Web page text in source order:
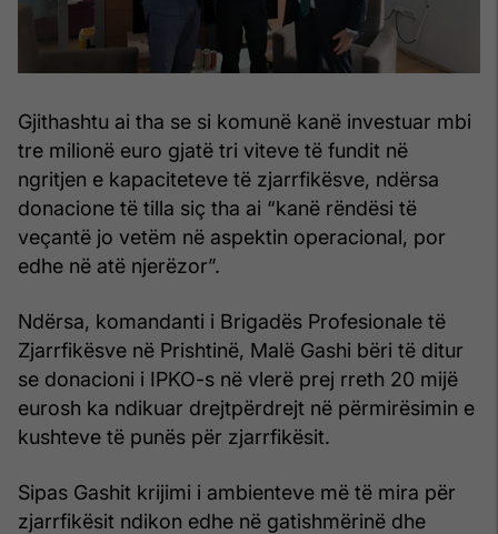
Gjithashtu ai tha se si komunë kanë investuar mbi
tre milionë euro gjatë tri viteve të fundit në
ngritjen e kapaciteteve të zjarrfikësve, ndërsa
donacione të tilla siç tha ai “kanë rëndësi të
veçantë jo vetëm në aspektin operacional, por
edhe në atë njerëzor”.
Ndërsa, komandanti i Brigadës Profesionale të
Zjarrfikësve në Prishtinë, Malë Gashi bëri të ditur
se donacioni i IPKO-s në vlerë prej rreth 20 mijë
eurosh ka ndikuar drejtpërdrejt në përmirësimin e
kushteve të punës për zjarrfikësit.
Sipas Gashit krijimi i ambienteve më të mira për
zjarrfikësit ndikon edhe në gatishmërinë dhe